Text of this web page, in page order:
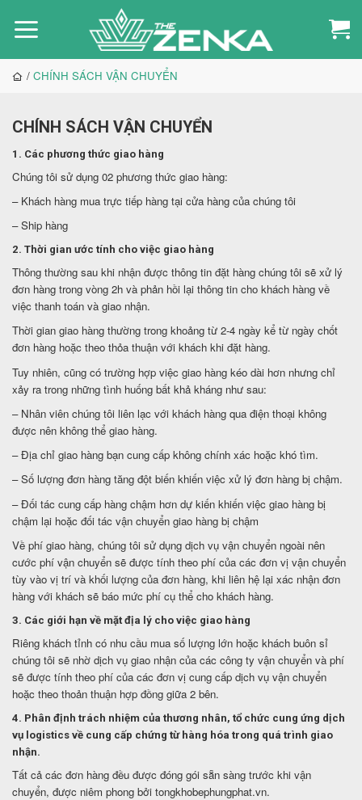
qua
dung
/ CHÍNH SÁCH VẬN CHUYỂN
CHÍNH SÁCH VẬN CHUYỂN
1. Các phương thức giao hàng
Chúng tôi sử dụng 02 phương thức giao hàng:
– Khách hàng mua trực tiếp hàng tại cửa hàng của chúng tôi
– Ship hàng
2. Thời gian ước tính cho việc giao hàng
Thông thường sau khi nhận được thông tin đặt hàng chúng tôi sẽ xử lý
đơn hàng trong vòng 2h và phản hồi lại thông tin cho khách hàng về
việc thanh toán và giao nhận.
Thời gian giao hàng thường trong khoảng từ 2-4 ngày kể từ ngày chốt
đơn hàng hoặc theo thỏa thuận với khách khi đặt hàng.
Tuy nhiên, cũng có trường hợp việc giao hàng kéo dài hơn nhưng chỉ
xảy ra trong những tình huống bất khả kháng như sau:
– Nhân viên chúng tôi liên lạc với khách hàng qua điện thoại không
được nên không thể giao hàng.
– Địa chỉ giao hàng bạn cung cấp không chính xác hoặc khó tìm.
– Số lượng đơn hàng tăng đột biến khiến việc xử lý đơn hàng bị chậm.
– Đối tác cung cấp hàng chậm hơn dự kiến khiến việc giao hàng bị
chậm lại hoặc đối tác vận chuyển giao hàng bị chậm
Về phí giao hàng, chúng tôi sử dụng dịch vụ vận chuyển ngoài nên
cước phí vận chuyển sẽ được tính theo phí của các đơn vị vận chuyển
tùy vào vị trí và khối lượng của đơn hàng, khi liên hệ lại xác nhận đơn
hàng với khách sẽ báo mức phí cụ thể cho khách hàng.
3. Các giới hạn về mặt địa lý cho việc giao hàng
Riêng khách tỉnh có nhu cầu mua số lượng lớn hoặc khách buôn sỉ
chúng tôi sẽ nhờ dịch vụ giao nhận của các công ty vận chuyển và phí
sẽ được tính theo phí của các đơn vị cung cấp dịch vụ vận chuyển
hoặc theo thoản thuận hợp đồng giữa 2 bên.
4. Phân định trách nhiệm của thương nhân, tổ chức cung ứng dịch
vụ logistics về cung cấp chứng từ hàng hóa trong quá trình giao
nhận.
Tất cả các đơn hàng đều được đóng gói sẵn sàng trước khi vận
chuyển, được niêm phong bởi tongkhobephungphat.vn.